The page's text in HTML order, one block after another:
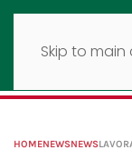
Skip to
HOMENEWSNEWS